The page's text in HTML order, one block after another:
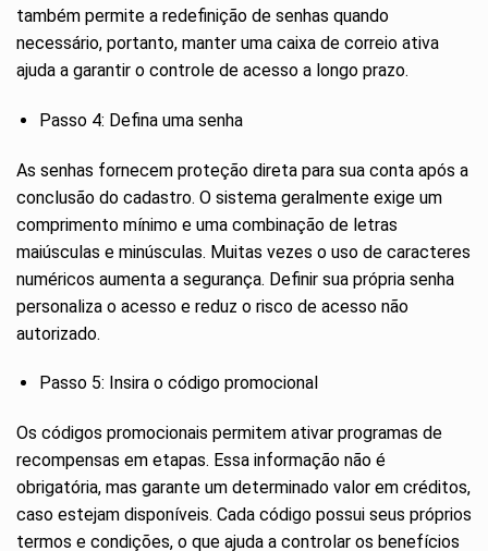
também permite a redefinição de senhas quando
necessário, portanto, manter uma caixa de correio ativa
ajuda a garantir o controle de acesso a longo prazo.
Passo 4: Defina uma senha
As senhas fornecem proteção direta para sua conta após a
conclusão do cadastro. O sistema geralmente exige um
comprimento mínimo e uma combinação de letras
maiúsculas e minúsculas. Muitas vezes o uso de caracteres
numéricos aumenta a segurança. Definir sua própria senha
personaliza o acesso e reduz o risco de acesso não
autorizado.
Passo 5: Insira o código promocional
Os códigos promocionais permitem ativar programas de
recompensas em etapas. Essa informação não é
obrigatória, mas garante um determinado valor em créditos,
caso estejam disponíveis. Cada código possui seus próprios
termos e condições, o que ajuda a controlar os benefícios